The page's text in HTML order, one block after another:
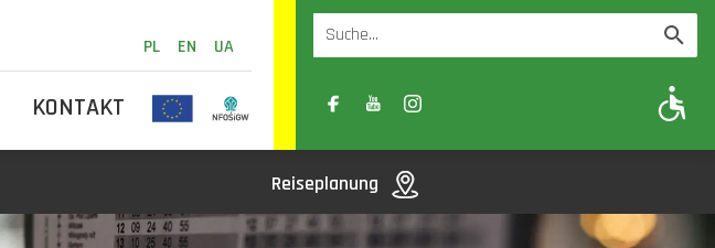
PL EN UA
KONTAKT A- A A+
Reiseplanung